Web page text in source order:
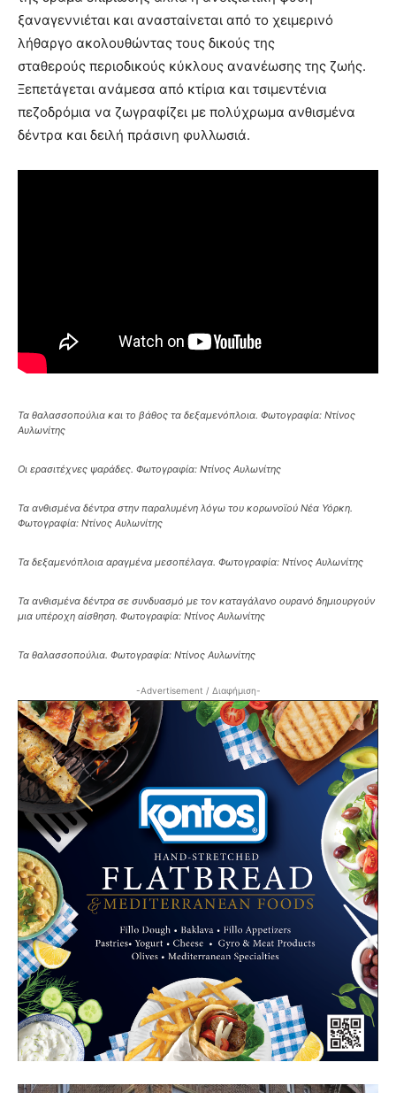
ξαναγεννιέται και ανασταίνεται από το χειμερινό
λήθαργο ακολουθώντας τους δικούς της
σταθερούς περιοδικούς κύκλους ανανέωσης της ζωής.
Ξεπετάγεται ανάμεσα από κτίρια και τσιμεντένια
πεζοδρόμια να ζωγραφίζει με πολύχρωμα ανθισμένα
δέντρα και δειλή πράσινη φυλλωσιά.
Τα θαλασσοπούλια και το βάθος τα δεξαμενόπλοια. Φωτογραφία: Ντίνος
Αυλωνίτης
Οι ερασιτέχνες ψαράδες. Φωτογραφία: Ντίνος Αυλωνίτης
Τα ανθισμένα δέντρα στην παραλυμένη λόγω του κορωνοϊού Νέα Υόρκη.
Φωτογραφία: Ντίνος Αυλωνίτης
Τα δεξαμενόπλοια αραγμένα μεσοπέλαγα. Φωτογραφία: Ντίνος Αυλωνίτης
Τα ανθισμένα δέντρα σε συνδυασμό με τον καταγάλανο ουρανό δημιουργούν
μια υπέροχη αίσθηση. Φωτογραφία: Ντίνος Αυλωνίτης
Τα θαλασσοπούλια. Φωτογραφία: Ντίνος Αυλωνίτης
-Advertisement / Διαφήμιση-